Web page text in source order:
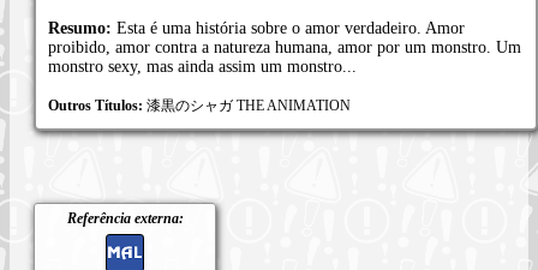
Resumo: Esta é uma história sobre o amor verdadeiro. Amor
proibido, amor contra a natureza humana, amor por um monstro. Um
monstro sexy, mas ainda assim um monstro...
Outros Títulos: 漆黒のシャガ THE ANIMATION
Referência externa: